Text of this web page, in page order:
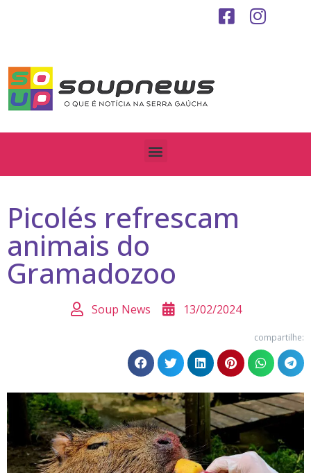
Picolés refrescam
animais do
Gramadozoo
Soup News 13/02/2024
compartilhe: